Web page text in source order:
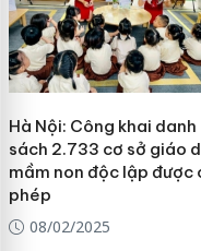
Hà Nội: Công khai danh
sách 2.733 cơ sở giáo
mầm non độc lập được
phép
08/02/2025